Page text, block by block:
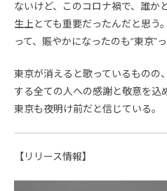
ないけど、このコロナ禍で、誰か
生上とても重要だったんだと思う
って、賑やかになったのも“東京”
東京が消えると歌っているものの
する全ての人への感謝と敬意を込
東京も夜明け前だと信じている。
【リリース情報】